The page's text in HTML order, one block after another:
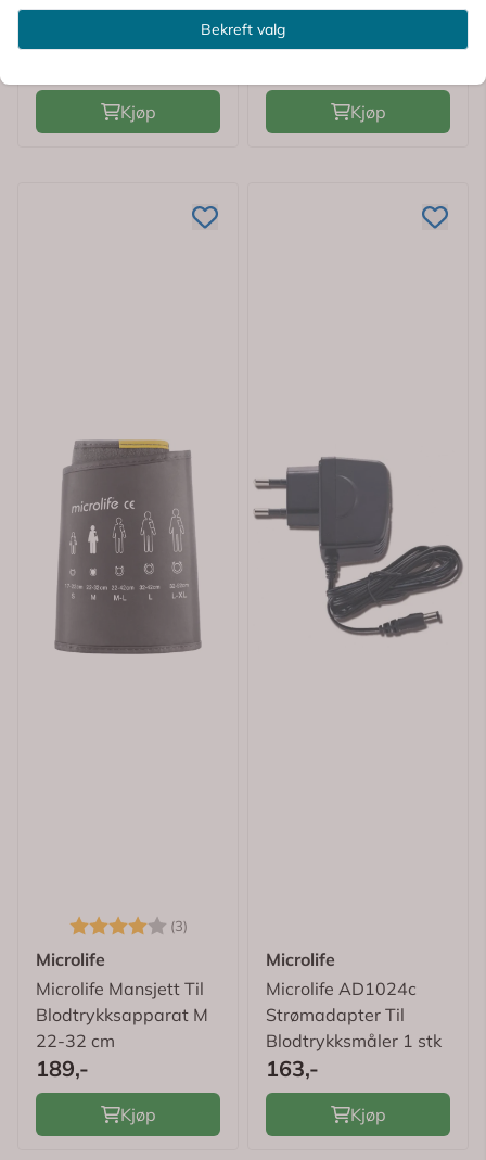
Blodtrykksapparat S
Kjøp
ECG247
Hjerteovervåker &
Kjøp
Karakter: (3)
Microlife
Microlife Mansjett Til
Blodtrykksapparat M
22-32 cm
189,-
Kjøp
Microlife
Microlife AD1024c
Strømadapter Til
Blodtrykksmåler 1 stk
163,-
Kjøp
Bekreft valg